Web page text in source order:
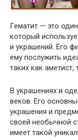
Гематит — это
который
и украшений. Его
ему послужить
таких как аметист,
В украшениях и
веков. Его
украшения и
своей необычной
имеет такой